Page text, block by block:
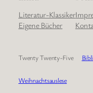
Literatur-Klassiker
Eigene Bücher
Twenty Twenty-Five
Weihnachtsauslese